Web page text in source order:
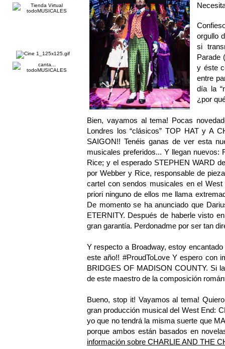
orgullo
si
Parade
y éste
entre
día la
¿por
Bien, vayamos al tema! Pocas
Londres los “clásicos” TOP HAT y A
SAIGON!! Tenéis ganas de ver esta
musicales preferidos... Y llegan
Rice; y el esperado STEPHEN WARD
por Webber y Rice, responsable de
cartel con sendos musicales en el
priori ninguno de ellos me llama
De momento se ha anunciado que
ETERNITY. Después de haberle visto
gran garantía. Perdonadme por ser tan
Y respecto a Broadway, estoy
este año!! #ProudToLove Y espero con
BRIDGES OF MADISON COUNTY. Si
de este maestro de la composición
Bueno, stop it! Vayamos al tema!
gran producción musical del West End:
yo que no tendrá la misma suerte que
porque ambos están basados en
información sobre CHARLIE AND THE